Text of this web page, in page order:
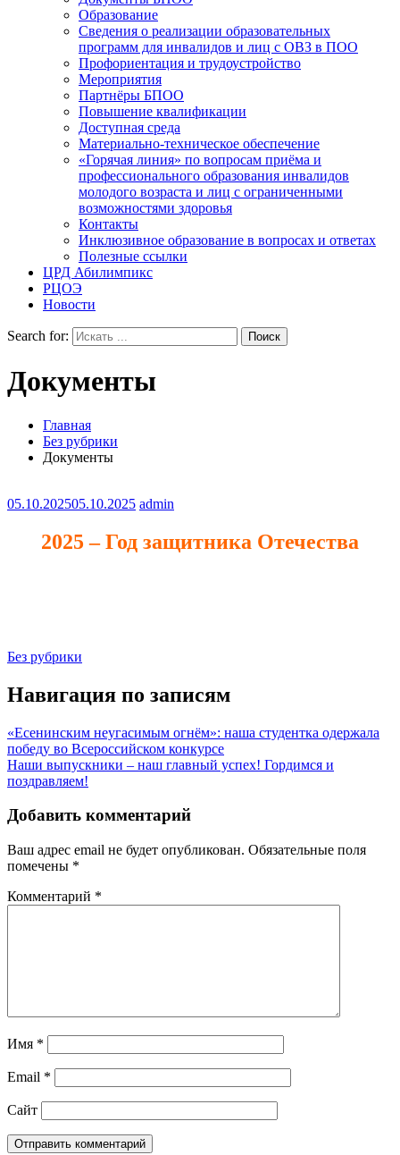
Образование
Сведения о реализации образовательных
программ для инвалидов и лиц с ОВЗ в ПОО
Профориентация и трудоустройство
Мероприятия
Партнёры БПОО
Повышение квалификации
Доступная среда
Материально-техническое обеспечение
«Горячая линия» по вопросам приёма и
профессионального образования инвалидов
молодого возраста и лиц с ограниченными
возможностями здоровья
Контакты
Инклюзивное образование в вопросах и ответах
Полезные ссылки
ЦРД Абилимпикс
РЦОЭ
Новости
Search for:
Документы
Главная
Без рубрики
Документы
05.10.202505.10.2025 admin
2025 – Год защитника Отечества
Без рубрики
Навигация по записям
«Есенинским неугасимым огнём»: наша студентка одержала
победу во Всероссийском конкурсе
Наши выпускники – наш главный успех! Гордимся и
поздравляем!
Добавить комментарий
Ваш адрес email не будет опубликован. Обязательные поля
помечены *
Комментарий *
Имя *
Email *
Сайт